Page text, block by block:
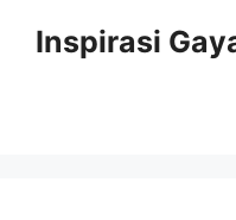
Inspirasi